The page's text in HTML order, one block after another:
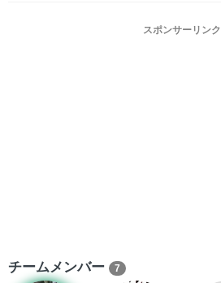
スポンサーリンク
チームメンバー 7